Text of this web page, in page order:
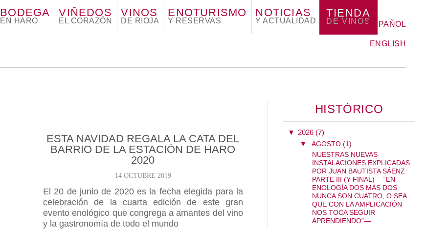
BODEGA
EN HARO
VIÑEDOS
EL CORAZÓN
VINOS
DE RIOJA
ENOTURISMO
Y RESERVAS
NOTICIAS
Y ACTUALIDAD
TIENDA
DE VINOSESPAÑOL
ENGLISH
ESTA NAVIDAD REGALA LA CATA DEL
BARRIO DE LA ESTACIÓN DE HARO
2020
14 OCTUBRE 2019
El 20 de junio de 2020 es la fecha elegida para la
celebración de la cuarta edición de este gran
evento enológico que congrega a amantes del vino
y la gastronomía de todo el mundo
HISTÓRICO
▼ 2026 (7)
▼ AGOSTO (1)
NUESTRAS NUEVAS
INSTALACIONES EXPLICADAS
POR JUAN BAUTISTA SÁENZ
PARTE III (Y FINAL) —“EN
ENOLOGÍA DOS MÁS DOS
NUNCA SON CUATRO, O SEA
QUE CON LA AMPLICACIÓN
NOS TOCA SEGUIR
APRENDIENDO”—